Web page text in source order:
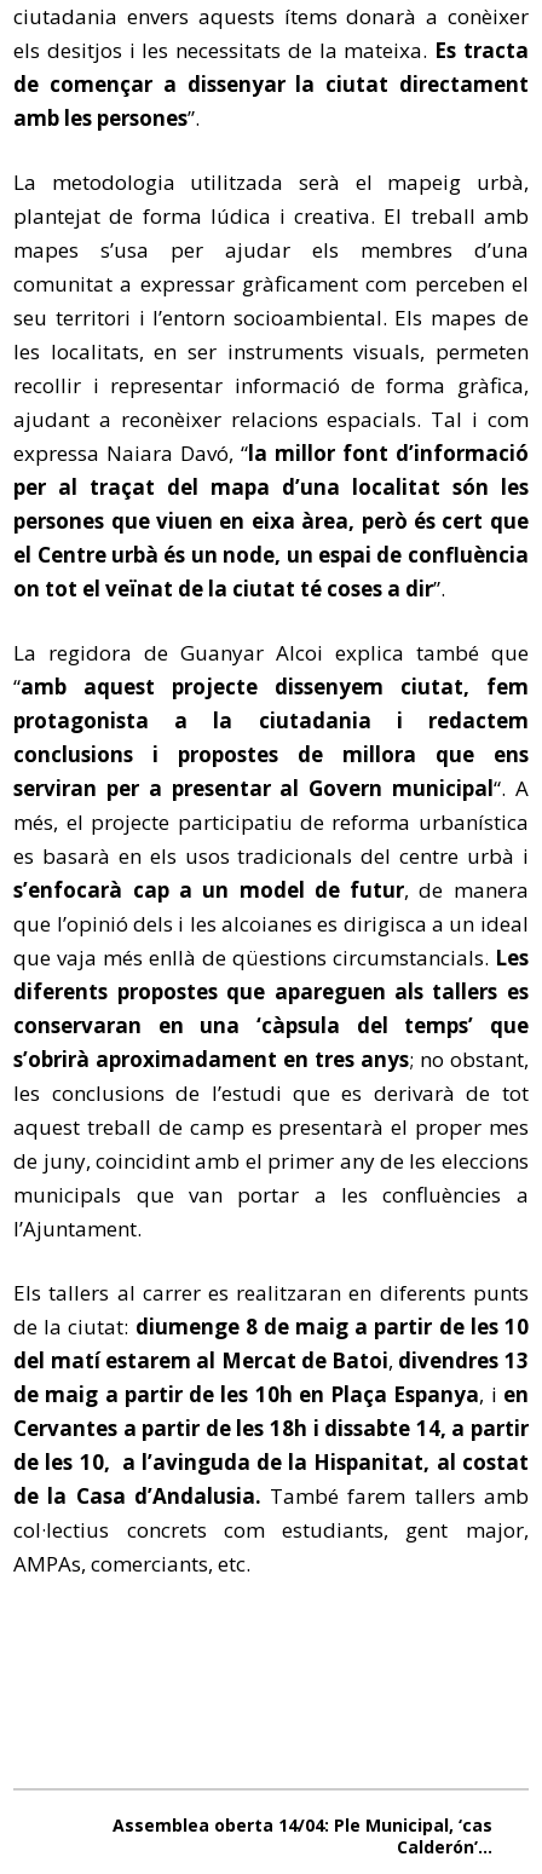
ciutadania envers aquests ítems donarà a conèixer
els desitjos i les necessitats de la mateixa. Es tracta
de començar a dissenyar la ciutat directament
amb les persones”.
La metodologia utilitzada serà el mapeig urbà,
plantejat de forma lúdica i creativa. El treball amb
mapes s’usa per ajudar els membres d’una
comunitat a expressar gràficament com perceben el
seu territori i l’entorn socioambiental. Els mapes de
les localitats, en ser instruments visuals, permeten
recollir i representar informació de forma gràfica,
ajudant a reconèixer relacions espacials. Tal i com
expressa Naiara Davó, “la millor font d’informació
per al traçat del mapa d’una localitat són les
persones que viuen en eixa àrea, però és cert que
el Centre urbà és un node, un espai de confluència
on tot el veïnat de la ciutat té coses a dir”.
La regidora de Guanyar Alcoi explica també que
“amb aquest projecte dissenyem ciutat, fem
protagonista a la ciutadania i redactem
conclusions i propostes de millora que ens
serviran per a presentar al Govern municipal“. A
més, el projecte participatiu de reforma urbanística
es basarà en els usos tradicionals del centre urbà i
s’enfocarà cap a un model de futur, de manera
que l’opinió dels i les alcoianes es dirigisca a un ideal
que vaja més enllà de qüestions circumstancials. Les
diferents propostes que apareguen als tallers es
conservaran en una ‘càpsula del temps’ que
s’obrirà aproximadament en tres anys; no obstant,
les conclusions de l’estudi que es derivarà de tot
aquest treball de camp es presentarà el proper mes
de juny, coincidint amb el primer any de les eleccions
municipals que van portar a les confluències a
l’Ajuntament.
Els tallers al carrer es realitzaran en diferents punts
de la ciutat: diumenge 8 de maig a partir de les 10
del matí estarem al Mercat de Batoi, divendres 13
de maig a partir de les 10h en Plaça Espanya, i en
Cervantes a partir de les 18h i dissabte 14, a partir
de les 10, a l’avinguda de la Hispanitat, al costat
de la Casa d’Andalusia. També farem tallers amb
col·lectius concrets com estudiants, gent major,
AMPAs, comerciants, etc.
Assemblea oberta 14/04: Ple Municipal, ‘cas
Calderón’…